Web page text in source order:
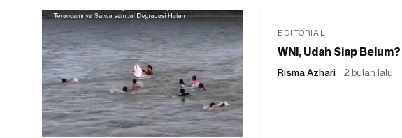
EDITORIAL
WNI, Udah Siap Belum?
Risma Azhari 2 bulan lalu